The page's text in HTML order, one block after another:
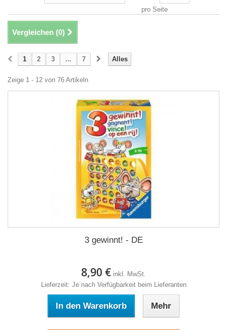
pro Seite
Vergleichen (0)
Alles
1 2 3 ... 7
Zeige 1 - 12 von 76 Artikeln
3 gewinnt! - DE
8,90 € inkl. MwSt.
Lieferzeit: Je nach Verfügbarkeit beim Lieferanten
In den Warenkorb Mehr